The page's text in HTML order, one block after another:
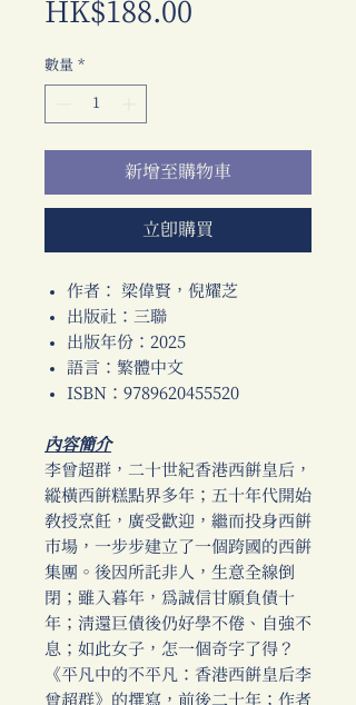
HK$188.00
數量 *
新增至購物車
立即購買
作者： 梁偉賢，倪耀芝
出版社：三聯
出版年份：2025
語言：繁體中文
ISBN：9789620455520
內容簡介
李曾超群，二十世紀香港西餅皇后，
縱橫西餅糕點界多年；五十年代開始
教授烹飪，廣受歡迎，繼而投身西餅
市場，一步步建立了一個跨國的西餅
集團。後因所託非人，生意全線倒
閉；雖入暮年，為誠信甘願負債十
年；清還巨債後仍好學不倦、自強不
息；如此女子，怎一個奇字了得？
《平凡中的不平凡：香港西餅皇后李